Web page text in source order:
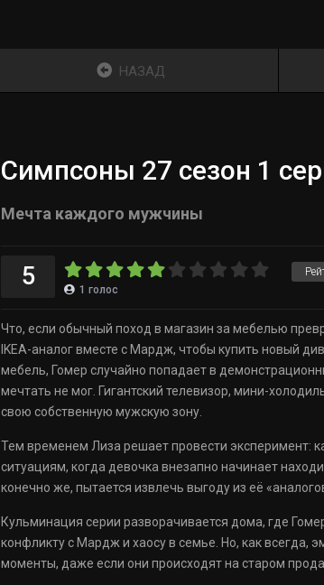
НАЗАД
Симпсоны 27 сезон 1
Мечта каждого мужчины
5 1 голос
Что, если обычный поход в магазин за мебелью
IKEA-аналог вместе с Мардж, чтобы купить новый
мебель, Гомер случайно попадает в
мечтать не мог. Гигантский телевизор, мини-
свою собственную мужскую зону.
Тем временем Лиза решает провести эксперимент:
ситуациям, когда девочка внезапно начинает
конечно же, пытается извлечь выгоду из её
Кульминация серии разворачивается дома, где
конфликту с Мардж и хаосу в семье. Но, как всегда,
моменты, даже если они происходят на старом